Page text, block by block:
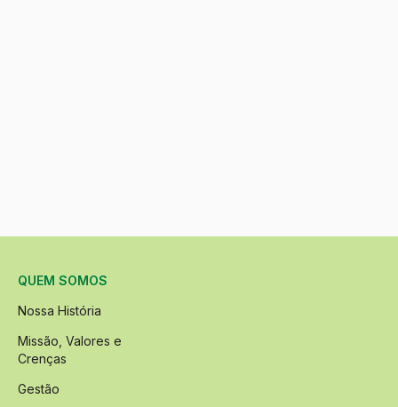
QUEM SOMOS
Nossa História
Missão, Valores e
Crenças
Gestão